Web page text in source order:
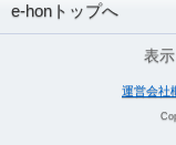
e-honトップへ
表示
運営会社